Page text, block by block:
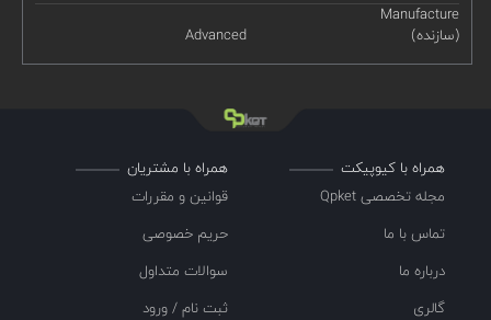
Manufacture
(سازنده)
Advanced
همراه با کیوپیکت
مجله تخصصی Qpket
تماس با ما
درباره ما
گالری
همراه با مشتریان
قوانین و مقررات
حریم خصوصی
سوالات متداول
ثبت نام / ورود